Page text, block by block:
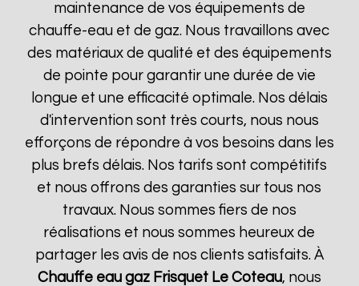
maintenance de vos équipements de
chauffe-eau et de gaz. Nous travaillons avec
des matériaux de qualité et des équipements
de pointe pour garantir une durée de vie
longue et une efficacité optimale. Nos délais
d'intervention sont très courts, nous nous
efforçons de répondre à vos besoins dans les
plus brefs délais. Nos tarifs sont compétitifs
et nous offrons des garanties sur tous nos
travaux. Nous sommes fiers de nos
réalisations et nous sommes heureux de
partager les avis de nos clients satisfaits. À
Chauffe eau gaz Frisquet Le Coteau, nous